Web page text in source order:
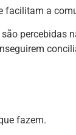
facilitam a
percebidas
fazem.